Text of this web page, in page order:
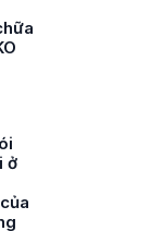
ở